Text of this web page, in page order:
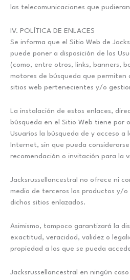
las telecomunicaciones que
IV. POLÍTICA DE ENLACES
Se informa que el Sitio Web de
puede poner a disposición de los
(como, entre otros, links, banners,
motores de búsqueda que permiten
sitios web pertenecientes y/o
La instalación de estos enlaces,
búsqueda en el Sitio Web tiene por
Usuarios la búsqueda de y acceso a
Internet, sin que pueda
recomendación o invitación para la
Jacksrussellancestral no ofrece ni
medio de terceros los productos y/o
dichos sitios enlazados.
Asimismo, tampoco garantizará la
exactitud, veracidad, validez o
propiedad a los que se pueda
Jacksrussellancestral en ningún